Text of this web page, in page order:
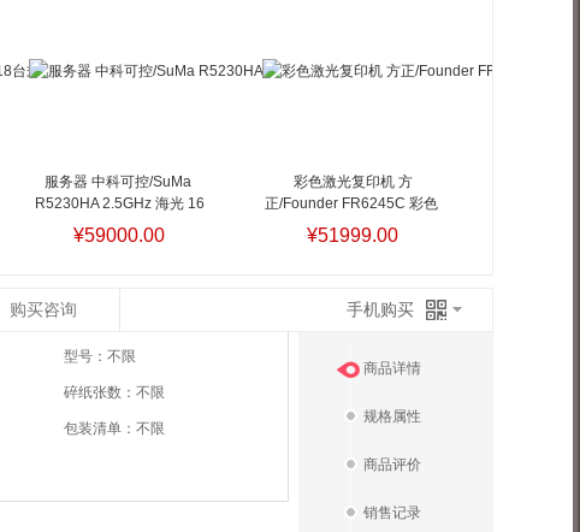
服务器 中科可控/SuMa
R5230HA 2.5GHz 海光 16
核 DDR4 机架式服务器
Linux
¥59000.00
彩色激光复印机 方
正/Founder FR6245C 彩色
双纸盒彩色激光复印机 方
正/Founder FR6245C 彩色
¥51999.00
购买咨询 手机购买
商品详情
规格属性
商品评价
销售记录
型号：不限
碎纸张数：不限
包装清单：不限